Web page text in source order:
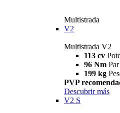
Multistrada
V2
Multistrada V2
113 cv
96 Nm
199 kg
PVP
Descubrir más
V2 S